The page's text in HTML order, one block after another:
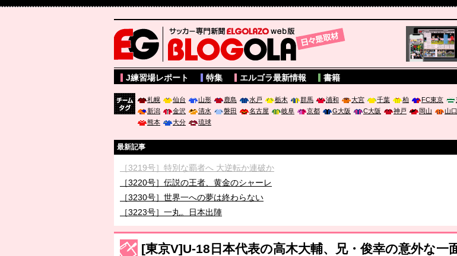
サッカー専門新聞ELGOLAZO web版 BLOGOLA
J練習場レポート 特集 エルゴラ最新情報 書籍
札幌 仙台 山形 鹿島 水戸 栃木 群馬 浦和 大宮 千葉 柏 FC東京
新潟
金沢 清水 磐田 名古屋 岐阜 京都 G大阪 C大阪 神戸 岡山 山口
熊本
大分 琉球
最新記事
［3219号］特別な覇者へ 大逆転か連破か
［3220号］伝説の王者、黄金のシャーレ
［3230号］世界一への夢は終わらない
［3223号］一丸。日本出陣
［3222号］史上最大のW杯開幕 注目は「個」
長谷川 アーリアジャスールさんがシンポジウム「気候変動から命を守る ～エネルギー危
[東京V]U-18日本代表の高木大輔、兄・俊幸の意外な一